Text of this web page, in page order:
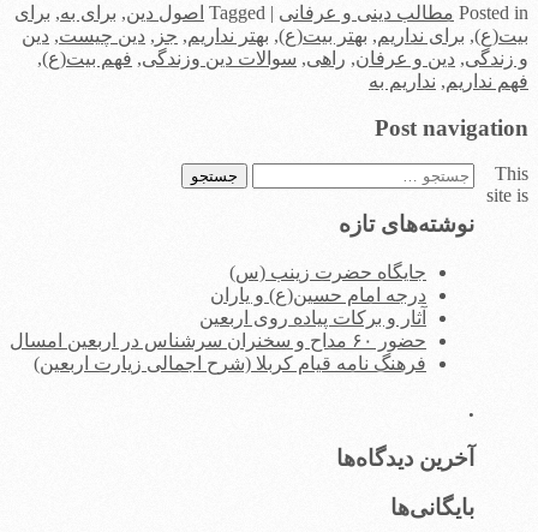
Posted in مطالب دینی و عرفانی |
Tagged اصول دین, برای به, برای
بیت(ع), برای نداریم, بهتر بیت(ع), بهتر نداریم, جز , دین چیست, دین
و زندگی, دین و عرفان, راهی, سوالات دین وزندگی, فهم بیت(ع),
فهم نداریم, نداریم به
Post navigation
جستجو
نوشته‌های تازه
جایگاه حضرت زینب (س)
درجه امام حسین(ع) و یاران
آثار و برکات پیاده روی اربعین
حضور ۶۰ مداح و سخنران سرشناس در اربعین امسال
فرهنگ نامه قیام کربلا (شرح اجمالی زیارت اربعین)
.
آخرین دیدگاه‌ها
بایگانی‌ها
This
site is